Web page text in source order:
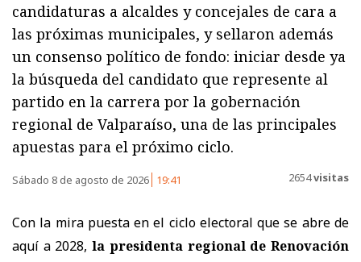
candidaturas a alcaldes y concejales de cara a
las próximas municipales, y sellaron además
un consenso político de fondo: iniciar desde ya
la búsqueda del candidato que represente al
partido en la carrera por la gobernación
regional de Valparaíso, una de las principales
apuestas para el próximo ciclo.
Sábado 8 de agosto de 2026 19:41 2654visitas
Con la mira puesta en el ciclo electoral que se abre de
aquí a 2028,la presidenta regional de Renovación